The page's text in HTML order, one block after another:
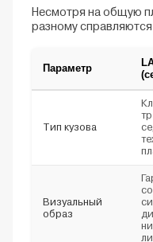
Несмотря на общую
разному
Параметр
Тип кузова
Визуальный
образ